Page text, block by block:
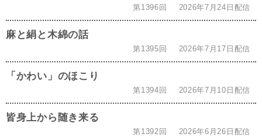
第1396回 2026年7月24日配信
麻と絹と木綿の話
第1395回 2026年7月17日配信
「かわい」のほこり
第1394回 2026年7月10日配信
皆身上から随き来る
第1392回 2026年6月26日配信